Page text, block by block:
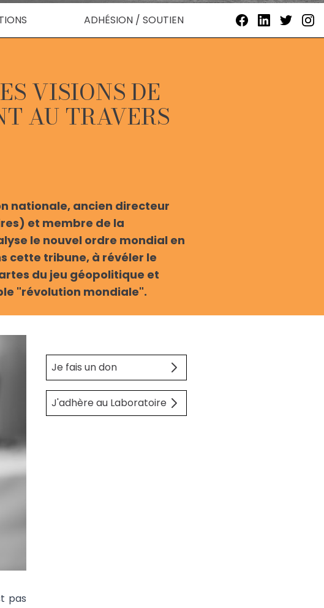
ADHÉSION / SOUTIEN
VISIONS DE
AU TRAVERS
nationale, ancien directeur
et membre de la
le nouvel ordre mondial en
cette tribune, à révéler le
du jeu géopolitique et
"révolution mondiale".
pas
Je fais un don
J'adhère au Laboratoire